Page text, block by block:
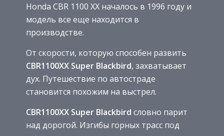
Honda CBR 1100 XX началось в 1996 году и
модель все еще находится в
производстве.
От скорости, которую способен развить
CBR1100XX Super Blackbird, захватывает
дух. Путешествие по автостраде
становится похожим на выстрел.
CBR1100XX Super Blackbird словно парит
над дорогой. Изгибы горных трасс под